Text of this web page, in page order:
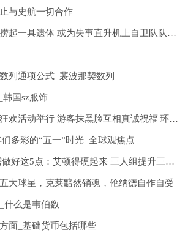
与史航一切合作
日本民间搜救船打捞起一具遗体 或为失事直升机上自卫队队员|全球球精选
列通项公式_裴波那契数列
国sz服饰
云南普洱：抹黑脸狂欢活动举行 游客抹黑脸互相真诚祝福|环球报道
多彩的“五一”时光_全球观焦点
太阳G2想赢掘金需做好这5点：艾顿得硬起来 三人组提升三分产量 新要闻
大球星，克莱黯然销魂，伦纳德自作自受
什么是韦伯数
面_基础货币包括哪些